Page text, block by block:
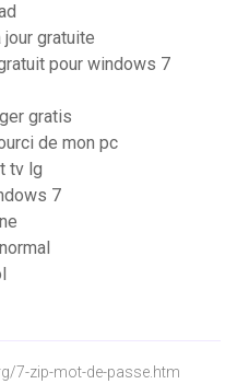
gratuite
pour windows 7
gratis
de mon pc
tv lg
7
7-zip-mot-de-passe.htm